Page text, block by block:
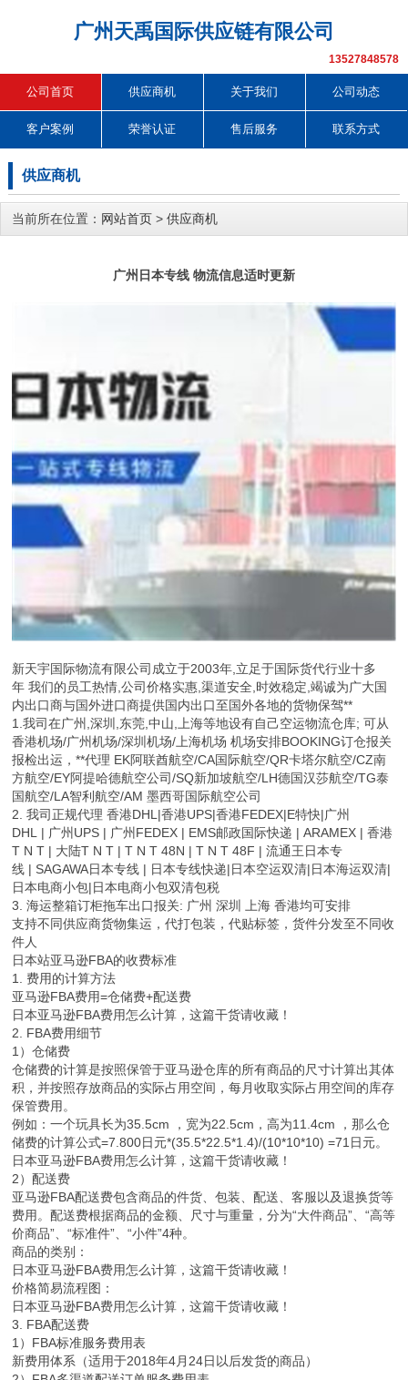
广州天禹国际供应链有限公司
13527848578
公司首页 供应商机 关于我们 公司动态
客户案例 荣誉认证 售后服务 联系方式
供应商机
当前所在位置： 网站首页 > 供应商机
广州日本专线 物流信息适时更新
新天宇国际物流有限公司成立于2003年,立足于国际货代行业十多
年 我们的员工热情,公司价格实惠,渠道安全,时效稳定,竭诚为广大国
内出口商与国外进口商提供国内出口至国外各地的货物保驾**
1.我司在广州,深圳,东莞,中山,上海等地设有自己空运物流仓库; 可从
香港机场/广州机场/深圳机场/上海机场 机场安排BOOKING订仓报关
报检出运，**代理 EK阿联酋航空/CA国际航空/QR卡塔尔航空/CZ南
方航空/EY阿提哈德航空公司/SQ新加坡航空/LH德国汉莎航空/TG泰
国航空/LA智利航空/AM 墨西哥国际航空公司
2. 我司正规代理 香港DHL|香港UPS|香港FEDEX|E特快|广州
DHL | 广州UPS | 广州FEDEX | EMS邮政国际快递 | ARAMEX | 香港
T N T | 大陆T N T | T N T 48N | T N T 48F | 流通王日本专
线 | SAGAWA日本专线 | 日本专线快递|日本空运双清|日本海运双清|
日本电商小包|日本电商小包双清包税
3. 海运整箱订柜拖车出口报关: 广州 深圳 上海 香港均可安排
支持不同供应商货物集运，代打包装，代贴标签，货件分发至不同收
件人
日本站亚马逊FBA的收费标准
1. 费用的计算方法
亚马逊FBA费用=仓储费+配送费
日本亚马逊FBA费用怎么计算，这篇干货请收藏！
2. FBA费用细节
1）仓储费
仓储费的计算是按照保管于亚马逊仓库的所有商品的尺寸计算出其体
积，并按照存放商品的实际占用空间，每月收取实际占用空间的库存
保管费用。
例如：一个玩具长为35.5cm ，宽为22.5cm，高为11.4cm ，那么仓
储费的计算公式=7.800日元*(35.5*22.5*1.4)/(10*10*10) =71日元。
日本亚马逊FBA费用怎么计算，这篇干货请收藏！
2）配送费
亚马逊FBA配送费包含商品的件货、包装、配送、客服以及退换货等
费用。配送费根据商品的金额、尺寸与重量，分为“大件商品”、“高等
价商品”、“标准件”、“小件”4种。
商品的类别：
日本亚马逊FBA费用怎么计算，这篇干货请收藏！
价格简易流程图：
日本亚马逊FBA费用怎么计算，这篇干货请收藏！
3. FBA配送费
1）FBA标准服务费用表
新费用体系（适用于2018年4月24日以后发货的商品）